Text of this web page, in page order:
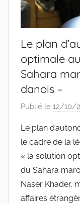
Le plan
optimale
Sahara
danois –
Publié le 12/10/
Le plan
le cadre de la
« la solution
du Sahara
Naser Khader,
affaires